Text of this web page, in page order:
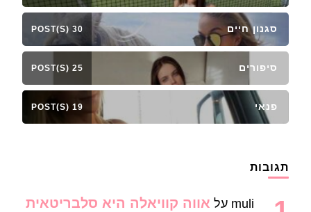
סגנון חיים 30 POST(S)
סיפורים 25 POST(S)
פנאי 19 POST(S)
תגובות
muli על אווה קוויאלה היא סלבריטאית